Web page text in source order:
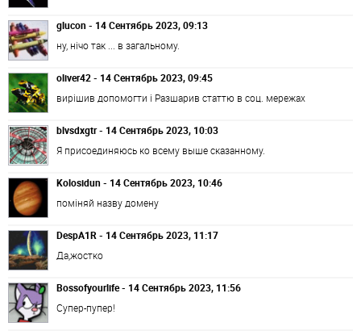
glucon - 14 Сентябрь 2023, 09:13
ну, нічо так ... в загальному.
oliver42 - 14 Сентябрь 2023, 09:45
вирішив допомогти і Разшарив статтю в соц. мережах
blvsdxgtr - 14 Сентябрь 2023, 10:03
Я присоединяюсь ко всему выше сказанному.
Kolosidun - 14 Сентябрь 2023, 10:46
поміняй назву домену
DespA1R - 14 Сентябрь 2023, 11:17
Да,жостко
Bossofyourlife - 14 Сентябрь 2023, 11:56
Супер-пупер!